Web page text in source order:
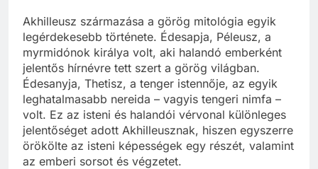
Akhilleusz származása a görög mitológia egyik
legérdekesebb története. Édesapja, Péleusz, a
myrmidónok királya volt, aki halandó emberként
jelentős hírnévre tett szert a görög világban.
Édesanyja, Thetisz, a tenger istennője, az egyik
leghatalmasabb nereida – vagyis tengeri nimfa –
volt. Ez az isteni és halandói vérvonal különleges
jelentőséget adott Akhilleusznak, hiszen egyszerre
örökölte az isteni képességek egy részét, valamint
az emberi sorsot és végzetet.